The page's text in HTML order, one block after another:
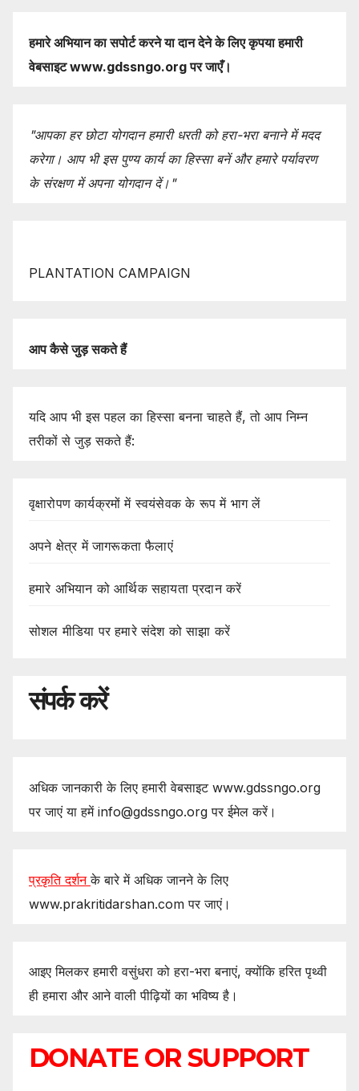
हमारेअभियानकासपोर्ट करनेयादानदेनेकेलिएकृपयाहमारी
वेबसाइट www.gdssngo.orgपरजाएँ।
"आपकाहर छोटा योगदानहमारी धरतीकोहरा-भराबनानेमेंमदद
करेगा। आप भीइस पुण्यकार्यकाहिस्साबनेंऔरहमारे पर्यावरण
के संरक्षणमेंअपना योगदानदें।"
PLANTATION CAMPAIGN
आपकैसेजुड़सकतेहैं
यदि आप भी इस पहल का हिस्सा बनना चाहते हैं, तो आप निम्न
तरीकों से जुड़ सकते हैं:
वृक्षारोपण कार्यक्रमों में स्वयंसेवक के रूप में भाग लें
अपने क्षेत्र में जागरूकता फैलाएं
हमारे अभियान को आर्थिक सहायता प्रदान करें
सोशल मीडिया पर हमारे संदेश को साझा करें
संपर्क करें
अधिक जानकारी के लिए हमारी वेबसाइट www.gdssngo.org
पर जाएं या हमें info@gdssngo.org पर ईमेल करें।
प्रकृति दर्शनके बारे में अधिक जानने के लिए
www.prakritidarshan.com पर जाएं।
आइए मिलकर हमारी वसुंधरा को हरा-भरा बनाएं, क्योंकि हरित पृथ्वी
ही हमारा और आने वाली पीढ़ियों का भविष्य है।
DONATE OR SUPPORT